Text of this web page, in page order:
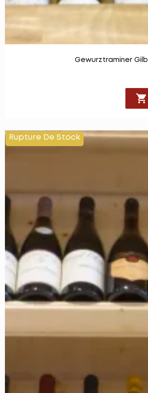
Gewurztraminer

Rupture De Stock